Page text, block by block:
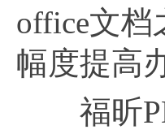
office文档
幅度提高
福昕